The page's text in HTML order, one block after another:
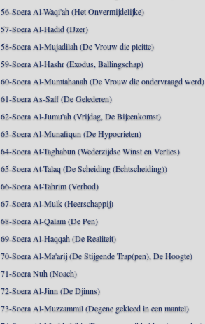
56-Soera Al-Waqi'ah (Het Onvermijdelijke)
57-Soera Al-Hadid (IJzer)
58-Soera Al-Mujadilah (De Vrouw die pleitte)
59-Soera Al-Hashr (Exodus, Ballingschap)
60-Soera Al-Mumtahanah (De Vrouw die ondervraagd werd)
61-Soera As-Saff (De Gelederen)
62-Soera Al-Jumu'ah (Vrijdag, De Bijeenkomst)
63-Soera Al-Munafiqun (De Hypocrieten)
64-Soera At-Taghabun (Wederzijdse Winst en Verlies)
65-Soera At-Talaq (De Scheiding (Echtscheiding))
66-Soera At-Tahrim (Verbod)
67-Soera Al-Mulk (Heerschappij)
68-Soera Al-Qalam (De Pen)
69-Soera Al-Haqqah (De Realiteit)
70-Soera Al-Ma'arij (De Stijgende Trap(pen), De Hoogte)
71-Soera Nuh (Noach)
72-Soera Al-Jinn (De Djinns)
73-Soera Al-Muzzammil (Degene gekleed in een mantel)